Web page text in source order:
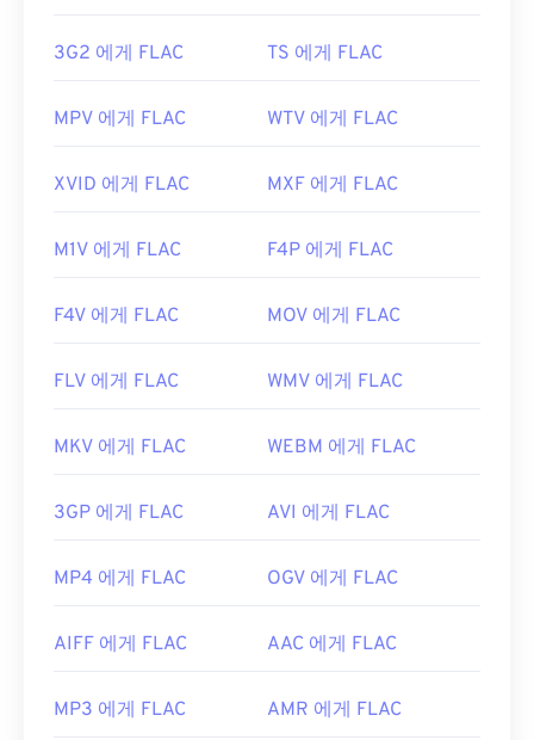
3G2 에게 FLAC TS 에게 FLAC
MPV 에게 FLAC WTV 에게 FLAC
XVID 에게 FLAC MXF 에게 FLAC
M1V 에게 FLAC F4P 에게 FLAC
F4V 에게 FLAC MOV 에게 FLAC
FLV 에게 FLAC WMV 에게 FLAC
MKV 에게 FLAC WEBM 에게 FLAC
3GP 에게 FLAC AVI 에게 FLAC
MP4 에게 FLAC OGV 에게 FLAC
AIFF 에게 FLAC AAC 에게 FLAC
MP3 에게 FLAC AMR 에게 FLAC